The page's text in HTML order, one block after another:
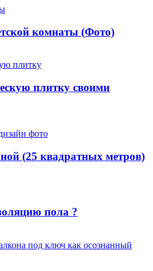
комнаты (Фото)
плитку своими
(25 квадратных метров)
пола ?